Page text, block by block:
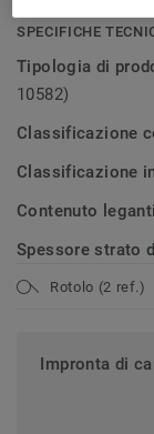
SPECIFICHE
Tipologia di
10582)
Classificazione
Classificazione
Contenuto
Spessore strato
Rotolo (2 ref.)
Impronta di